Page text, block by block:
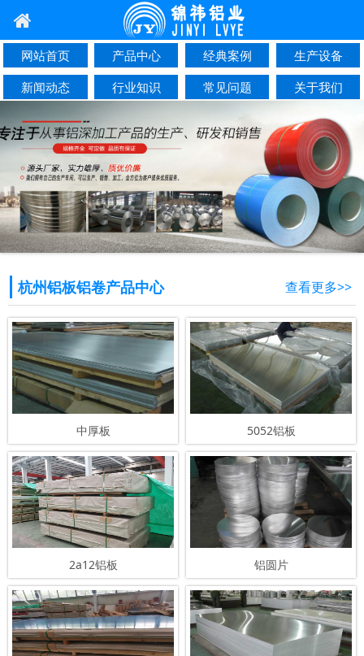
网站首页 产品中心 经典案例
生产设备
新闻动态
行业知识 常见问题
关于我们
联系我们
杭州铝板铝卷产品中心 查看更多>>
中厚板 5052铝板
2a12铝板 铝圆片